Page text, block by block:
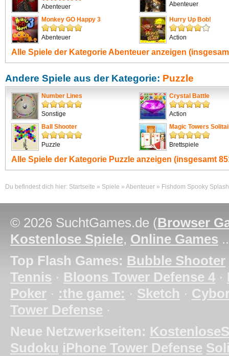
Abenteuer Abenteuer
Monkey GO Happy 3
Abenteuer
Hurry Up Bob!
Action
Alle Spiele der KategorieAbenteuer anzeigen
Andere Spiele aus der Kategorie: Puzzle
Number Lines
Sonstige
Crystal Battle
Action
Ball Shooter
Puzzle
Magic Towers
Brettspiele
Alle Spiele der Kategorie Puzzle anzeigen (insgesamt
Du befindest dich hier: Startseite » Spiele » Abenteuer » Fishdom Spooky Splash
© 2026 SuchtGames.de (Browser
Kostenlose Spiele, Online Games
Top Flash Games: Bubble Shooter
Tennis · Bloons Tower Defense 4 ·
Poker · :the game: · Sketch ·
Tower Defense ·
Neue Netzwerkseiten:
Sudoku iPhone Tower Defense